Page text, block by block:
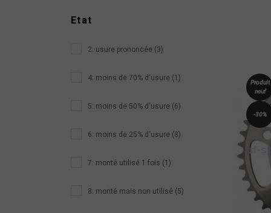
Etat
2: usure prononcée (3)
4: moins de 70% d'usure (1)
5: moins de 50% d'usure (6)
6: moins de 25% d'usure (8)
7: monté utilisé 1 fois (1)
8: monté mais non utilisé (5)
Produit
neuf
-30%